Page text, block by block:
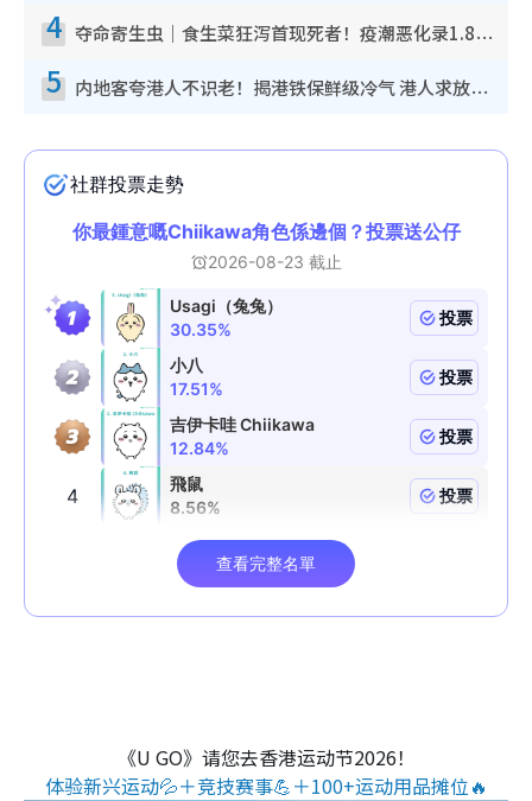
4 夺命寄生虫｜食生菜狂泻首现死者！疫潮恶化录1.8万宗病例 揭洗菜3大谬误
5 内地客夸港人不识老！揭港铁保鲜级冷气 港人求放过：别投诉
《U GO》请您去香港运动节2026！
体验新兴运动💦＋竞技赛事💪＋100+运动用品摊位🔥